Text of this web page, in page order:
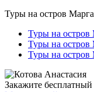
Туры на остров
Туры на остров
Туры на остров
Туры на остров
Закажите